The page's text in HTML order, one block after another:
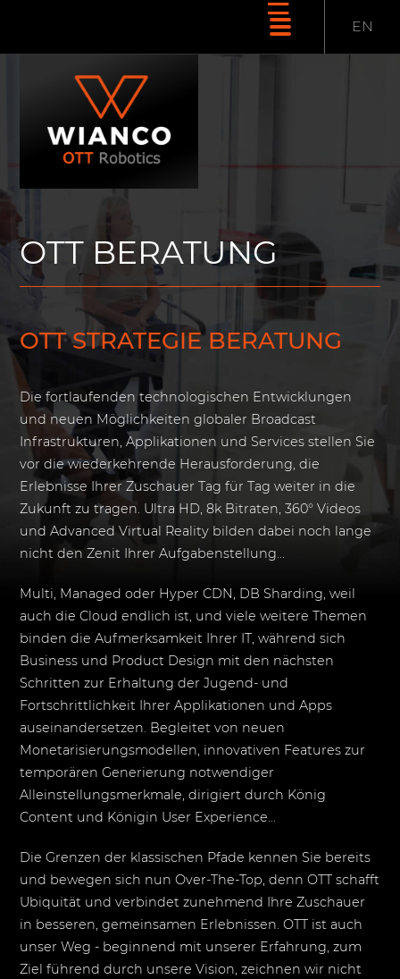
EN
OTT BERATUNG
OTT STRATEGIE BERATUNG
Die fortlaufenden technologischen Entwicklungen
und neuen Möglichkeiten globaler Broadcast
Infrastrukturen, Applikationen und Services stellen Sie
vor die wiederkehrende Herausforderung, die
Erlebnisse Ihrer Zuschauer Tag für Tag weiter in die
Zukunft zu tragen. Ultra HD, 8k Bitraten, 360° Videos
und Advanced Virtual Reality bilden dabei noch lange
nicht den Zenit Ihrer Aufgabenstellung...
Multi, Managed oder Hyper CDN, DB Sharding, weil
auch die Cloud endlich ist, und viele weitere Themen
binden die Aufmerksamkeit Ihrer IT, während sich
Business und Product Design mit den nächsten
Schritten zur Erhaltung der Jugend- und
Fortschrittlichkeit Ihrer Applikationen und Apps
auseinandersetzen. Begleitet von neuen
Monetarisierungsmodellen, innovativen Features zur
temporären Generierung notwendiger
Alleinstellungsmerkmale, dirigiert durch König
Content und Königin User Experience...
Die Grenzen der klassischen Pfade kennen Sie bereits
und bewegen sich nun Over-The-Top, denn OTT schafft
Ubiquität und verbindet zunehmend Ihre Zuschauer
in besseren, gemeinsamen Erlebnissen. OTT ist auch
unser Weg - beginnend mit unserer Erfahrung, zum
Ziel führend durch unsere Vision, zeichnen wir nicht